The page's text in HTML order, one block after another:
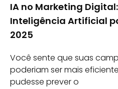
IA no Marketing
Inteligência Artificial
2025
Você sente que suas
poderiam ser mais
pudesse prever o